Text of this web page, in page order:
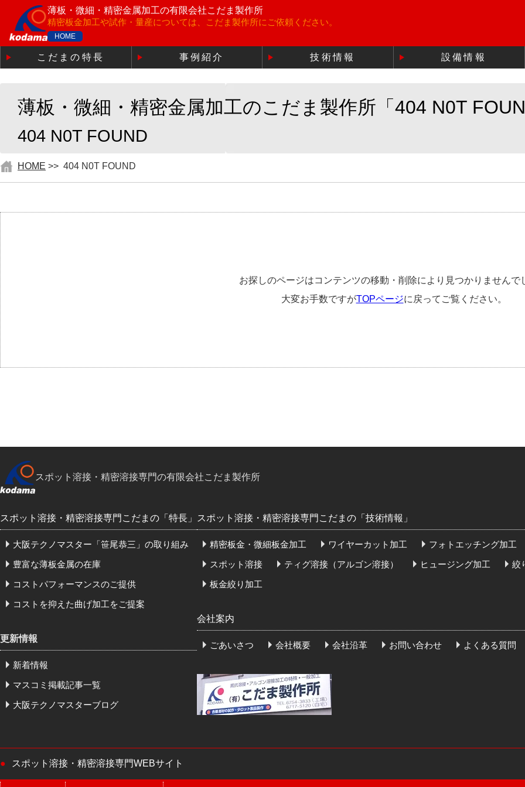
薄板・微細・精密金属加工の有限会社こだま製作所
精密板金加工や試作・量産については、こだま製作所にご依頼ください。
HOME
こだまの特長 事例紹介 技術情報 設備情報
薄板・微細・精密金属加工のこだま製作所「404 N0T
404 N0T FOUND
HOME >> 404 N0T FOUND
お探しのページはコンテンツの移動・削除により見つかりませんで
大変お手数ですがTOPページに戻ってご覧ください。
スポット溶接・精密溶接専門の有限会社こだま製作所
スポット溶接・精密溶接専門こだまの「特長」
大阪テクノマスター「笹尾恭三」の取り組み
豊富な薄板金属の在庫
コストパフォーマンスのご提供
コストを抑えた曲げ加工をご提案
更新情報
新着情報
マスコミ掲載記事一覧
大阪テクノマスターブログ
スポット溶接・精密溶接専門こだまの「技術情報」
精密板金・微細板金加工 ワイヤーカット加工
フォトエッチング加工
スポット溶接
ティグ溶接（アルゴン溶接） ヒュージング加工
絞
板金絞り加工
会社案内
ごあいさつ 会社概要 会社沿革 お問い合わせ よくある質問
スポット溶接・精密溶接専門WEBサイト